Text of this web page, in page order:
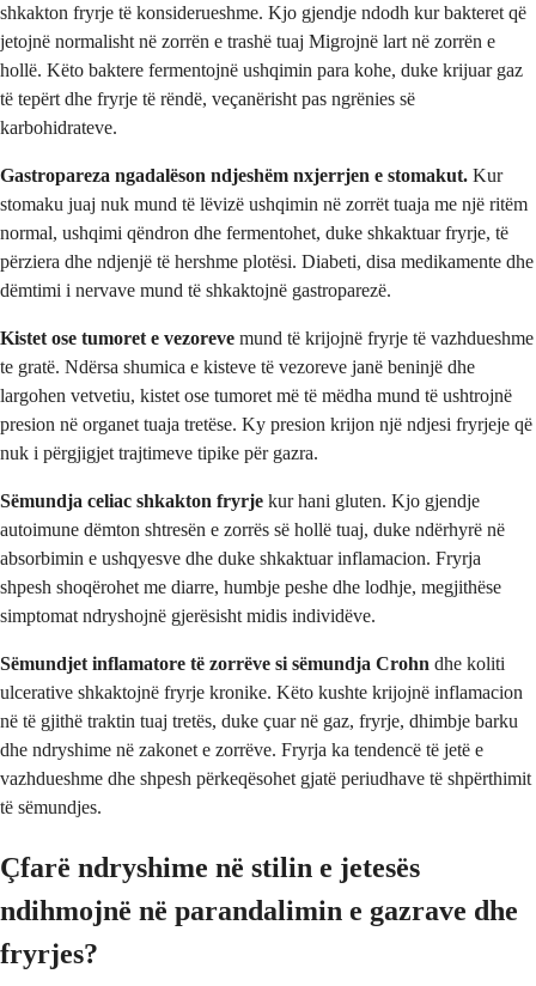
shkakton fryrje të konsiderueshme. Kjo gjendje ndodh kur bakteret që
jetojnë normalisht në zorrën e trashë tuaj Migrojnë lart në zorrën e
hollë. Këto baktere fermentojnë ushqimin para kohe, duke krijuar gaz
të tepërt dhe fryrje të rëndë, veçanërisht pas ngrënies së
karbohidrateve.
Gastropareza ngadalëson ndjeshëm nxjerrjen e stomakut. Kur
stomaku juaj nuk mund të lëvizë ushqimin në zorrët tuaja me një ritëm
normal, ushqimi qëndron dhe fermentohet, duke shkaktuar fryrje, të
përziera dhe ndjenjë të hershme plotësi. Diabeti, disa medikamente dhe
dëmtimi i nervave mund të shkaktojnë gastroparezë.
Kistet ose tumoret e vezoreve mund të krijojnë fryrje të vazhdueshme
te gratë. Ndërsa shumica e kisteve të vezoreve janë beninjë dhe
largohen vetvetiu, kistet ose tumoret më të mëdha mund të ushtrojnë
presion në organet tuaja tretëse. Ky presion krijon një ndjesi fryrjeje që
nuk i përgjigjet trajtimeve tipike për gazra.
Sëmundja celiac shkakton fryrje kur hani gluten. Kjo gjendje
autoimune dëmton shtresën e zorrës së hollë tuaj, duke ndërhyrë në
absorbimin e ushqyesve dhe duke shkaktuar inflamacion. Fryrja
shpesh shoqërohet me diarre, humbje peshe dhe lodhje, megjithëse
simptomat ndryshojnë gjerësisht midis individëve.
Sëmundjet inflamatore të zorrëve si sëmundja Crohn dhe koliti
ulcerative shkaktojnë fryrje kronike. Këto kushte krijojnë inflamacion
në të gjithë traktin tuaj tretës, duke çuar në gaz, fryrje, dhimbje barku
dhe ndryshime në zakonet e zorrëve. Fryrja ka tendencë të jetë e
vazhdueshme dhe shpesh përkeqësohet gjatë periudhave të shpërthimit
të sëmundjes.
Çfarë ndryshime në stilin e jetesës
ndihmojnë në parandalimin e gazrave dhe
fryrjes?